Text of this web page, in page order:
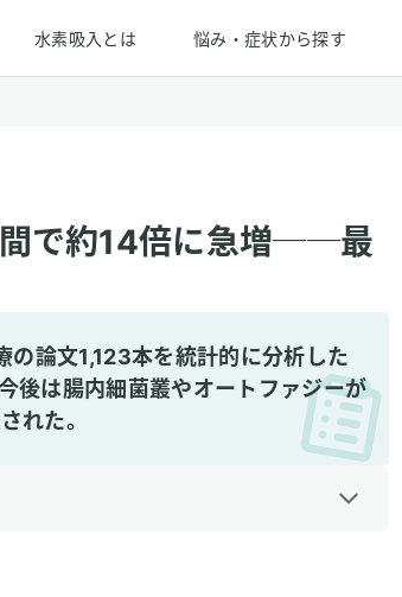
水素吸入とは 悩み・症状から探す
で約14倍に急増──最
論文1,123本を統計的に分析した
後は腸内細菌叢やオートファジーが
れた。